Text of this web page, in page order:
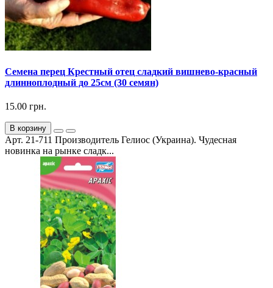
Семена перец Крестный отец сладкий вишнево-красный
длинноплодный до 25см (30 семян)
15.00 грн.
В корзину
Арт. 21-711 Производитель Гелиос (Украина). Чудесная
новинка на рынке сладк...